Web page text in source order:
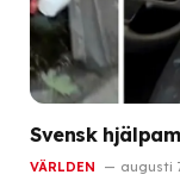
Svensk
VÄRLDEN augusti